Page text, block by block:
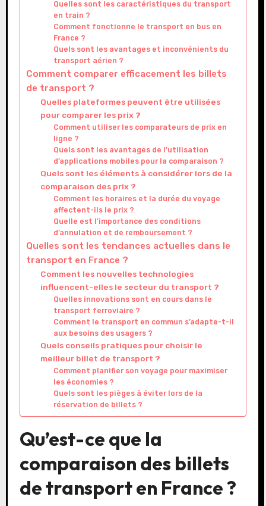
Quelles sont les caractéristiques du transport
en train ?
Comment fonctionne le transport en bus en
France ?
Quels sont les avantages et inconvénients du
transport aérien ?
Comment comparer efficacement les billets
de transport ?
Quelles plateformes peuvent être utilisées
pour comparer les prix ?
Comment utiliser les comparateurs de prix en
ligne ?
Quels sont les avantages de l’utilisation
d’applications mobiles pour la comparaison ?
Quels sont les éléments à considérer lors de la
comparaison des prix ?
Comment les horaires et la durée du voyage
affectent-ils le prix ?
Quelle est l’importance des conditions
d’annulation et de remboursement ?
Quelles sont les tendances actuelles dans le
transport en France ?
Comment les nouvelles technologies
influencent-elles le secteur du transport ?
Quelles innovations sont en cours dans le
transport ferroviaire ?
Comment le transport en commun s’adapte-t-il
aux besoins des usagers ?
Quels conseils pratiques pour choisir le
meilleur billet de transport ?
Comment planifier son voyage pour maximiser
les économies ?
Quels sont les pièges à éviter lors de la
réservation de billets ?
Qu’est-ce que la
comparaison des billets
de transport en France ?